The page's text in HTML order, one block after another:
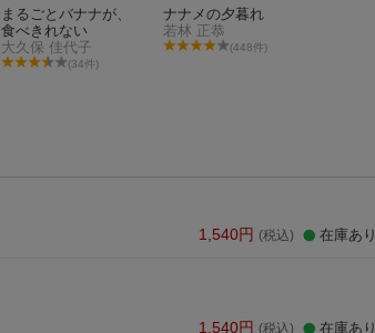
まるごとバナナが、
食べきれない
大久保 佳代子
(34件)
ナナメの夕暮れ
若林 正恭
(448件)
1,540円 (税込) 在庫あり
1,540円 (税込) 在庫あり